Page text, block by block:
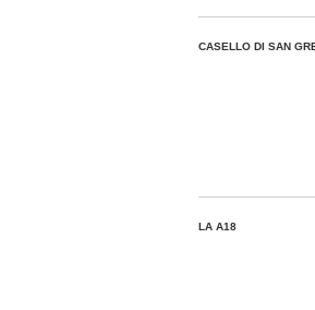
CASELLO DI SAN
LA A18